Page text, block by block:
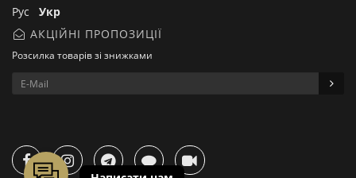
Рус Укр
АКЦІЙНІ ПРОПОЗИЦІЇ
Розсилка товарів зі знижками